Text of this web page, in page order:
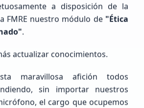
(SWL / Aspirante)
LA UNION DE ISIDORO MONTES DE OCA
a disposición de la
FMRE nuestro módulo de "Ética
.
actualizar conocimientos.
maravillosa afición todos
sin importar nuestros
el cargo que ocupemos